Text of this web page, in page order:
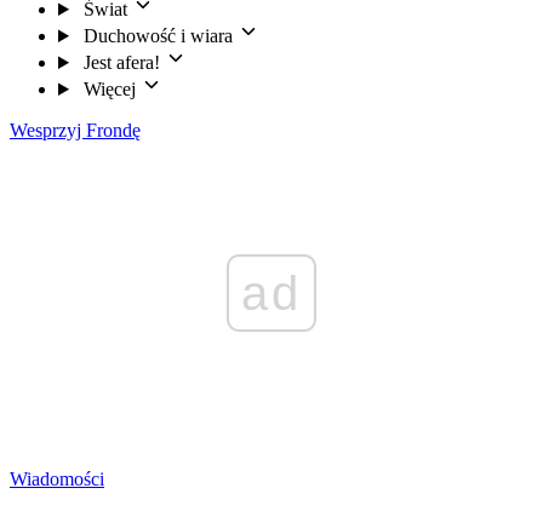
Świat
Duchowość i wiara
Jest afera!
Więcej
Wesprzyj Frondę
ad
Wiadomości